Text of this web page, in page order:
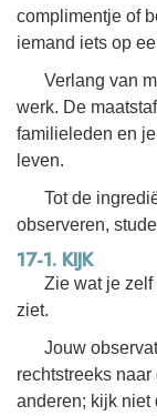
complimentje of
iemand iets op
Verlang van
werk. De
familieleden en
leven.
Tot de
observeren,
17-1. KIJK
Zie wat je zelf
ziet.
Jouw
rechtstreeks
anderen; kijk niet